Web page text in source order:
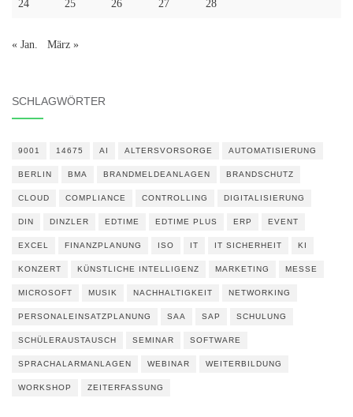
24 25 26 27 28
« Jan. März »
SCHLAGWÖRTER
9001 14675 AI ALTERSVORSORGE AUTOMATISIERUNG
BERLIN BMA BRANDMELDEANLAGEN BRANDSCHUTZ
CLOUD COMPLIANCE CONTROLLING DIGITALISIERUNG
DIN DINZLER EDTIME EDTIME PLUS ERP EVENT
EXCEL FINANZPLANUNG ISO IT IT SICHERHEIT KI
KONZERT KÜNSTLICHE INTELLIGENZ MARKETING MESSE
MICROSOFT MUSIK NACHHALTIGKEIT NETWORKING
PERSONALEINSATZPLANUNG SAA SAP SCHULUNG
SCHÜLERAUSTAUSCH SEMINAR SOFTWARE
SPRACHALARMANLAGEN WEBINAR WEITERBILDUNG
WORKSHOP ZEITERFASSUNG